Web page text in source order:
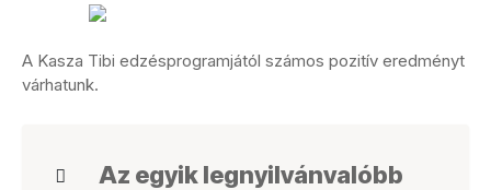
A Kasza Tibi edzésprogramjától számos pozitív eredményt
várhatunk.
Az egyik legnyilvánvalóbb